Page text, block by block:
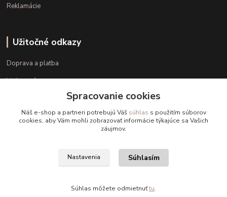
Reklamácie
Užitočné odkazy
Doprava a platba
Veľkostné parametre
+421 948 126 423
(Po.-Pi. 10.00 - 15.00)
info@kvalitnaBielizen.sk
Spracovanie cookies
Náš e-shop a partneri potrebujú Váš súhlas s použitím súborov
cookies, aby Vám mohli zobrazovať informácie týkajúce sa Vašich
záujmov.
Nastavenia Súhlasím
Súhlas môžete odmietnuťtu.